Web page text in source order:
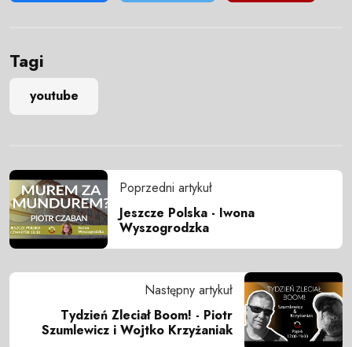
Tagi
youtube
Poprzedni artykuł
Jeszcze Polska - Iwona
Wyszogrodzka
Następny artykuł
Tydzień Zleciał Boom! - Piotr
Szumlewicz i Wojtko Krzyżaniak